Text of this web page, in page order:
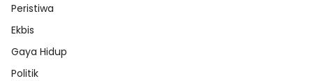
Peristiwa
Ekbis
Gaya Hidup
Politik